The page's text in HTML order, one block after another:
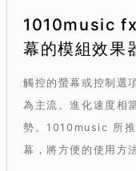
1010music
幕的模組效果
觸控的螢幕或控制選
為主流。進化速度相
勢。1010music 所
幕，將方便的使用方